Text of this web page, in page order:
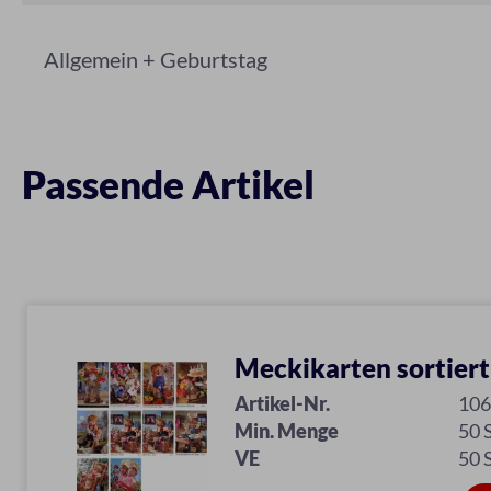
Allgemein + Geburtstag
Passende Artikel
Meckikarten sortiert
Artikel-Nr.
106
Min. Menge
50
VE
50